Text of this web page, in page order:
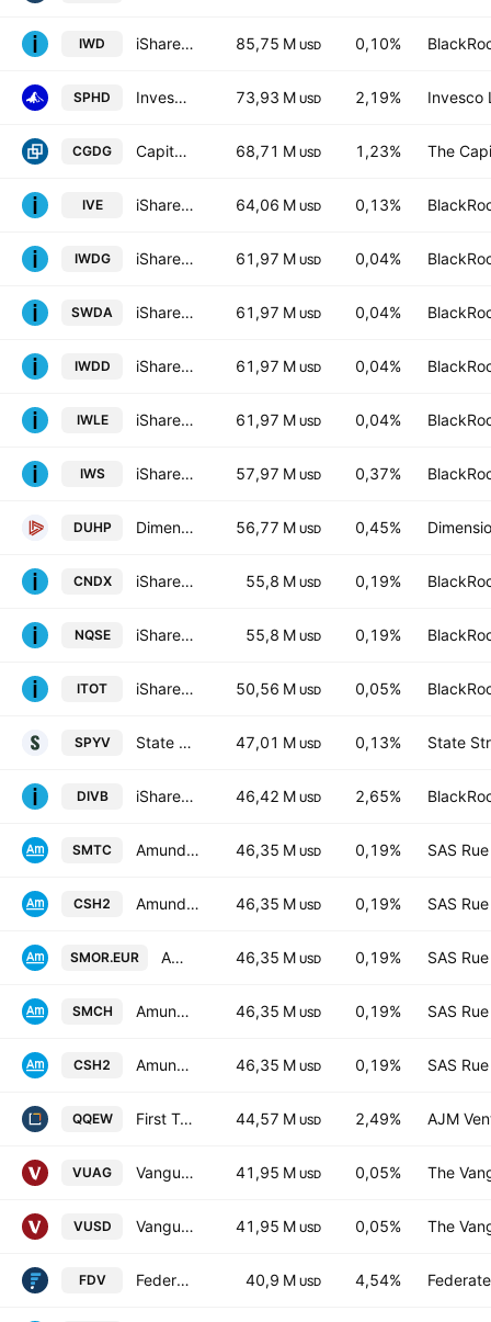
IWD iShares Russell 1000 Value ETF 85,75 M USD 0,10%
SPHD Invesco S&P 500 High Dividend Low Volatility ETF 73,93 M USD 2,19% Invesco
CGDG Capital Group Dividend Growers ETF 68,71 M USD 1,23% The
IVE iShares S&P 500 Value ETF 64,06 M USD 0,13%
IWDG iShares Core MSCI World UCITS ETF Hedged GBP 61,97 M USD 0,04%
SWDA iShares Core MSCI World UCITS ETF 61,97 M USD 0,04%
IWDD iShares III PLC - iShares Core MSCI World UCITS ETF USD 61,97 M USD 0,04%
IWLE iShares Core MSCI World UCITS ETF Hedged (Dist) 61,97 M USD 0,04%
IWS iShares Russell Mid-Cap Value ETF 57,97 M USD 0,37%
DUHP Dimensional US High Profitability ETF 56,77 M USD 0,45%
CNDX iShares NASDAQ 100 UCITS ETF USD 55,8 M USD 0,19%
NQSE iShares NASDAQ 100 UCITS ETF 55,8 M USD 0,19%
ITOT iShares Core S&P Total U.S. Stock Market ETF 50,56 M USD 0,05%
SPYV State Street SPDR Portfolio S&P 500 Value ETF 47,01 M USD 0,13% State
DIVB iShares Core Dividend ETF 46,42 M USD 2,65%
SMTC Amundi Smart Overnight Return UCITS ETF C USD Capitalisation 46,35 M USD 0,19% SAS
CSH2 Amundi Smart Overnight Return UCITS ETF C-GBP- Capitalisation 46,35 M USD 0,19% SAS
SMOR.EUR Amundi Smart Overnight Return UCITS ETF D EUR Distribution 46,35 M USD 0,19% SAS
SMCH Amundi Smart Overnight Return -UCITS ETF CHF Hedged- Capitalisation 46,35 M USD 0,19% SAS
CSH2 Amundi Smart Overnight Return UCITS ETF C EUR Capitalisation 46,35 M USD 0,19% SAS
QQEW First Trust Nasdaq-100 Select Equal Weight ETF 44,57 M USD 2,49% AJM
VUAG Vanguard S&P 500 UCITS ETF 41,95 M USD 0,05% The
VUSD Vanguard S&P 500 UCITS ETF 41,95 M USD 0,05% The
FDV Federated Hermes U.S. Strategic Dividend ETF 40,9 M USD 4,54%